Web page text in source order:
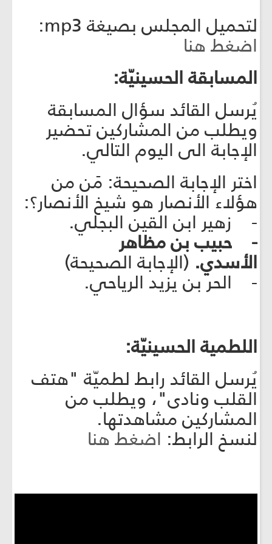
لتحميل المجلس بصيغة mp3:
اضغط هنا
المسابقة الحسينيّة:
يُرسل القائد سؤال المسابقة
ويطلب من المشاركين تحضير
الإجابة الى اليوم التالي.
اختر الإجابة الصحيحة: مَن من
هؤلاء الأنصار هو شيخ الأنصار؟:
- زهير ابن القين البجلي.
- حبيب بن مظاهر
الأسدي. (الإجابة الصحيحة)
- الحر بن يزيد الرياحي.
اللطمية الحسينيّة:
يُرسل القائد رابط لطميّة "هتف
القلب ونادى"، ويطلب من
المشاركين مشاهدتها.
لنسخ الرابط: اضغط هنا